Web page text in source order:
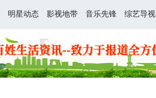
明星动态 影视地带 音乐先锋 综艺导视